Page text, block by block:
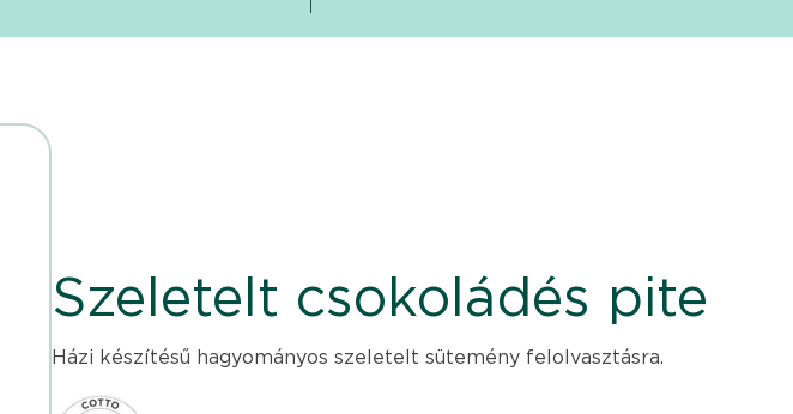
Szeletelt csokoládés pite
Házi készítésű hagyományos szeletelt sütemény felolvasztásra.